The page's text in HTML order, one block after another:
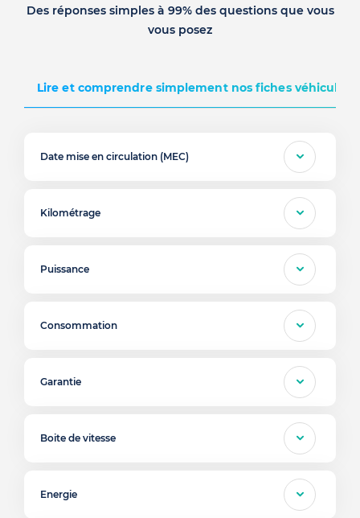
Des réponses simples à 99% des questions que vous
vous posez
Lire et comprendre simplement nos fiches véhicules
Date mise en circulation (MEC)
Kilométrage
Puissance
Consommation
Garantie
Boite de vitesse
Energie